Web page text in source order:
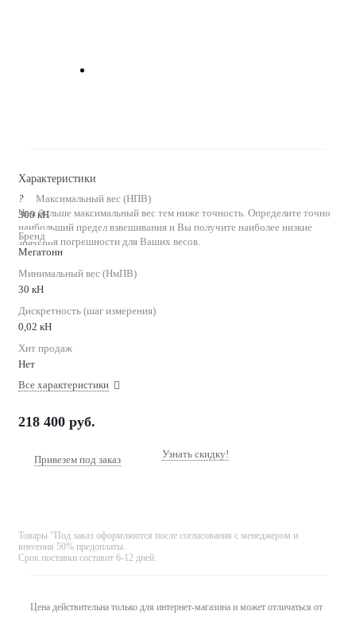
Характеристики
?
Чем больше максимальный вес тем ниже точность. Определите точно
наибольший предел взвешивания и Вы получите наиболее низкие
значения погрешности для Ваших весов.
Максимальный вес (НПВ)
300 кН
Бренд
Мегатонн
Минимальный вес (НмПВ)
30 кН
Дискретность (шаг измерения)
0,02 кН
Хит продаж
Нет
Все характеристики
218 400 руб.
Привезем под заказ Узнать скидку!
Товары "Под заказ оформляются после согласования с менеджером и
внесения 50% предоплаты.
Срок поставки составит 6-12 дней.
Цена действительна только для интернет-магазина и может отличаться от